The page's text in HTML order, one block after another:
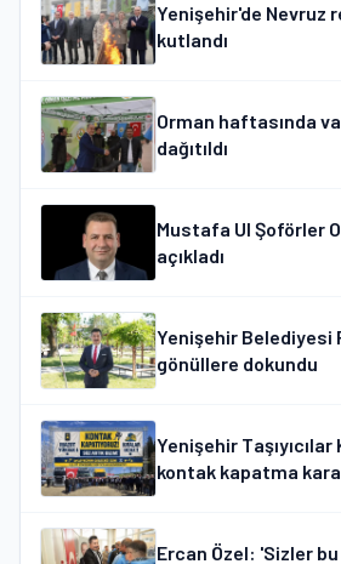
Yenişehir'de Nevruz
kutlandı
Orman haftasında
dağıtıldı
Mustafa Ul Şoförler
açıkladı
Yenişehir Belediyesi
gönüllere dokundu
Yenişehir
kontak kapatma
Ercan Özel: 'Sizler